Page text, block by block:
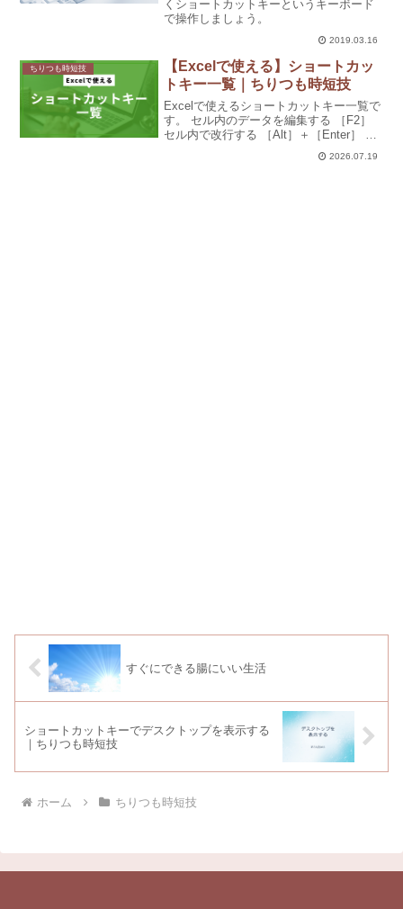
くショートカットキーというキーボード
で操作しましょう。
2019.03.16
ちりつも時短技
【Excelで使える】ショートカッ
トキー一覧｜ちりつも時短技
Excelで使えるショートカットキー一覧で
す。 セル内のデータを編集する ［F2］
セル内で改行する ［Alt］＋［Enter］ デ
ータを検索する ［Ctrl］＋［F］ データ
を置換する ［Ctrl］＋［H］ 列全体を選
2026.07.19
すぐにできる腸にいい生活
ショートカットキーでデスクトップを表示する
｜ちりつも時短技
ホーム ちりつも時短技